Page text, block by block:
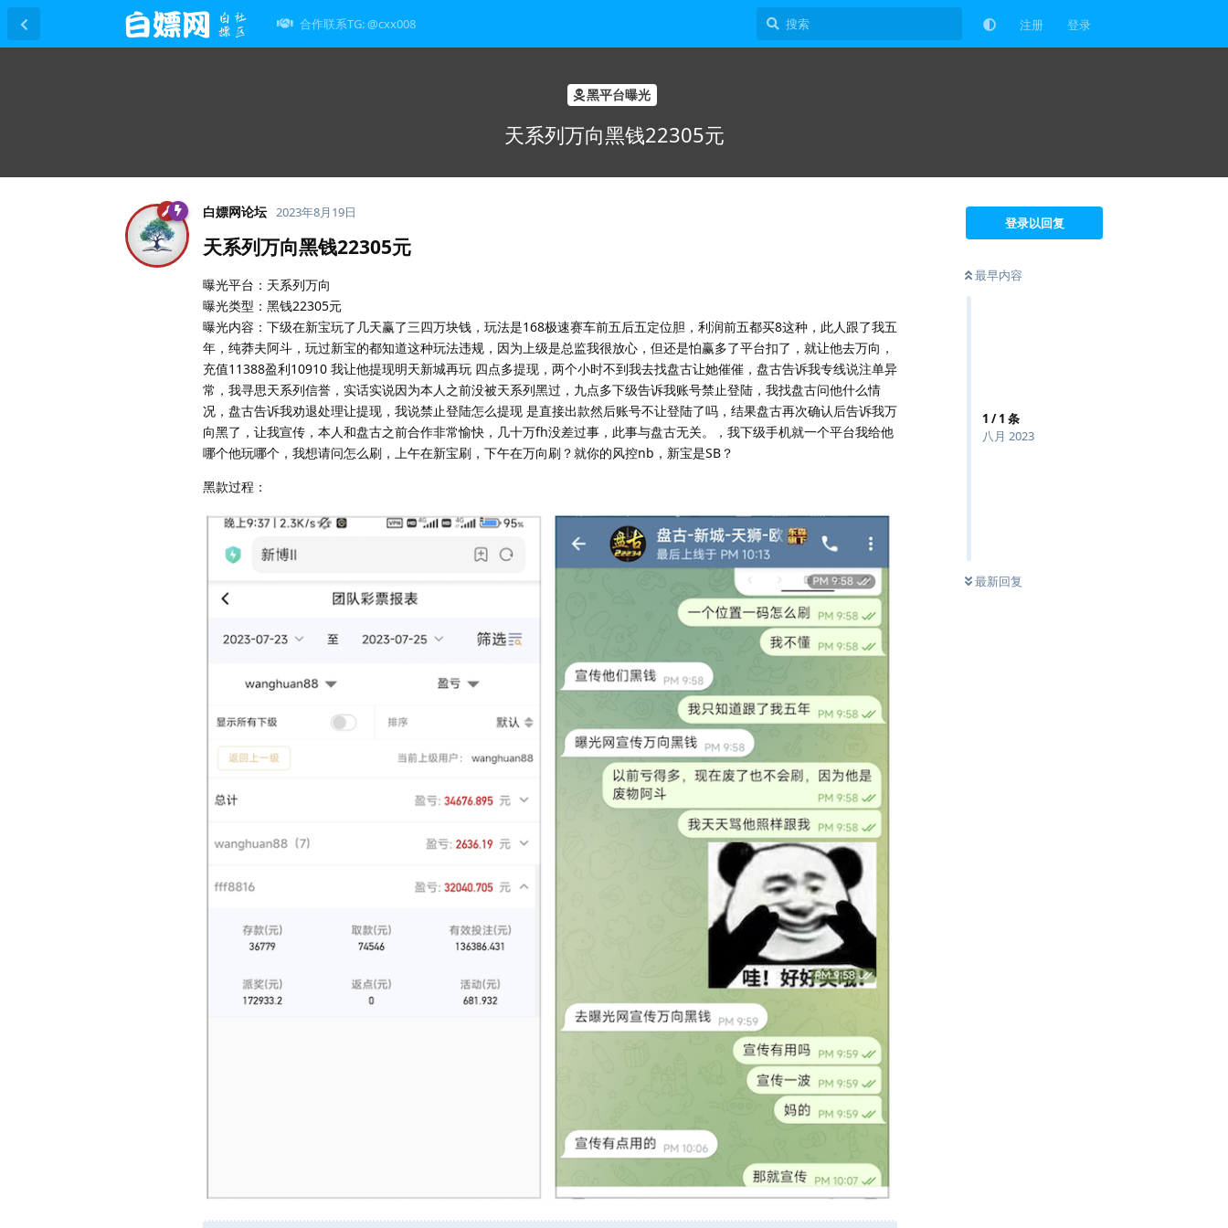
合作联系TG: @cxx008 注册 登录
黑平台曝光
天系列万向黑钱22305元
登录以回复
最早内容
1 /1 条
八月 2023
最新回复
白嫖网论坛 2023年8月19日
天系列万向黑钱22305元
曝光平台：天系列万向
曝光类型：黑钱22305元
曝光内容：下级在新宝玩了几天赢了三四万块钱，玩法是168极速赛车前五后五定位胆，利润前五都买8这种，此人跟了我五
年，纯莽夫阿斗，玩过新宝的都知道这种玩法违规，因为上级是总监我很放心，但还是怕赢多了平台扣了，就让他去万向，
充值11388盈利10910 我让他提现明天新城再玩 四点多提现，两个小时不到我去找盘古让她催催，盘古告诉我专线说注单异
常，我寻思天系列信誉，实话实说因为本人之前没被天系列黑过，九点多下级告诉我账号禁止登陆，我找盘古问他什么情
况，盘古告诉我劝退处理让提现，我说禁止登陆怎么提现 是直接出款然后账号不让登陆了吗，结果盘古再次确认后告诉我万
向黑了，让我宣传，本人和盘古之前合作非常愉快，几十万fh没差过事，此事与盘古无关。，我下级手机就一个平台我给他
哪个他玩哪个，我想请问怎么刷，上午在新宝刷，下午在万向刷？就你的风控nb，新宝是SB？
黑款过程：